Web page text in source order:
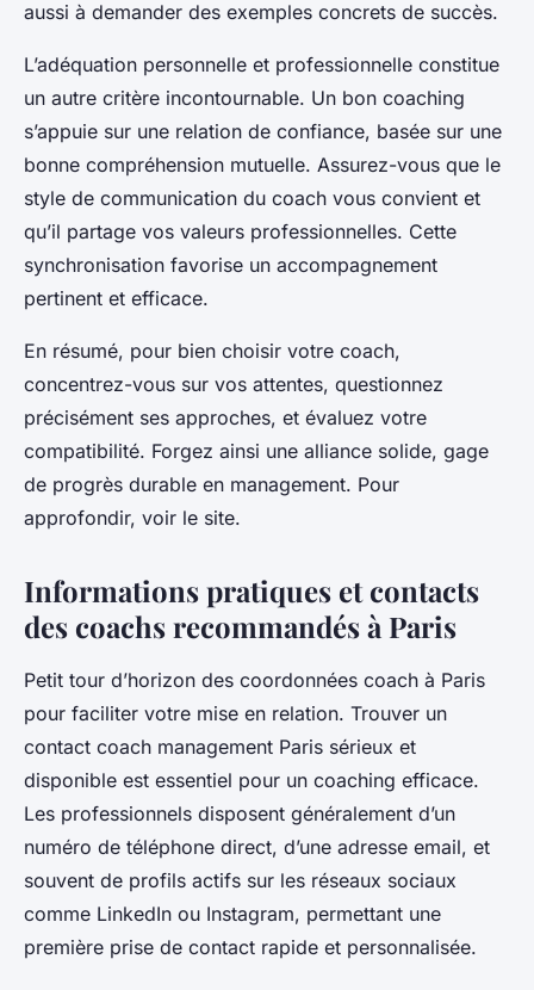
aussi à demander des exemples concrets de succès.
L’adéquation personnelle et professionnelle constitue
un autre critère incontournable. Un bon coaching
s’appuie sur une relation de confiance, basée sur une
bonne compréhension mutuelle. Assurez-vous que le
style de communication du coach vous convient et
qu’il partage vos valeurs professionnelles. Cette
synchronisation favorise un accompagnement
pertinent et efficace.
En résumé, pour bien choisir votre coach,
concentrez-vous sur vos attentes, questionnez
précisément ses approches, et évaluez votre
compatibilité. Forgez ainsi une alliance solide, gage
de progrès durable en management. Pour
approfondir, voir le site.
Informations pratiques et contacts
des coachs recommandés à Paris
Petit tour d’horizon des coordonnées coach à Paris
pour faciliter votre mise en relation. Trouver un
contact coach management Paris sérieux et
disponible est essentiel pour un coaching efficace.
Les professionnels disposent généralement d’un
numéro de téléphone direct, d’une adresse email, et
souvent de profils actifs sur les réseaux sociaux
comme LinkedIn ou Instagram, permettant une
première prise de contact rapide et personnalisée.